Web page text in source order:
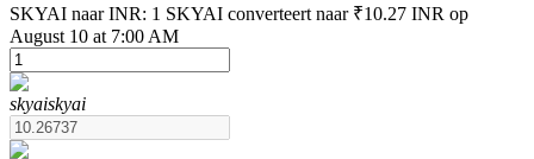
USDT-futures
Futures met USDT als onderpand
SKYAI naar INR: 1 SKYAI converteert naar ₹10.27 INR op
August 10 at 7:00 AM
skyaiskyai